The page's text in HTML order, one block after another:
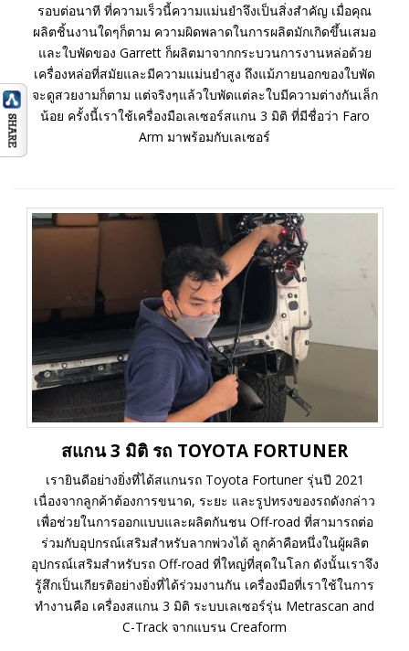
รอบต่อนาที ที่ความเร็วนี้ความแม่นยำจึงเป็นสิ่งสำคัญ เมื่อคุณ
ผลิตชิ้นงานใดๆก็ตาม ความผิดพลาดในการผลิตมักเกิดขึ้นเสมอ
และใบพัดของ Garrett ก็ผลิตมาจากกระบวนการงานหล่อด้วย
เครื่องหล่อที่สมัยและมีความแม่นยำสูง ถึงแม้ภายนอกของใบพัด
จะดูสวยงามก็ตาม แต่จริงๆแล้วใบพัดแต่ละใบมีความต่างกันเล็ก
น้อย ครั้งนี้เราใช้เครื่องมือเลเซอร์สแกน 3 มิติ ที่มีชื่อว่า Faro
Arm มาพร้อมกับเลเซอร์
สแกน 3 มิติ รถ TOYOTA FORTUNER
เรายินดีอย่างยิ่งที่ได้สแกนรถ Toyota Fortuner รุ่นปี 2021
เนื่องจากลูกค้าต้องการขนาด, ระยะ และรูปทรงของรถดังกล่าว
เพื่อช่วยในการออกแบบและผลิตกันชน Off-road ที่สามารถต่อ
ร่วมกับอุปกรณ์เสริมสำหรับลากพ่วงได้ ลูกค้าคือหนึ่งในผู้ผลิต
อุปกรณ์เสริมสำหรับรถ Off-road ที่ใหญ่ที่สุดในโลก ดังนั้นเราจึง
รู้สึกเป็นเกียรติอย่างยิ่งที่ได้ร่วมงานกัน เครื่องมือที่เราใช้ในการ
ทำงานคือ เครื่องสแกน 3 มิติ ระบบเลเซอร์รุ่น Metrascan and
C-Track จากแบรน Creaform